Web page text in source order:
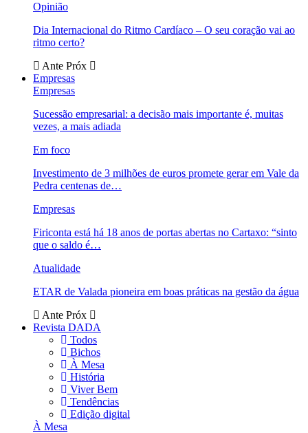
Opinião
Dia Internacional do Ritmo Cardíaco – O seu coração vai ao
ritmo certo?
Ante Próx
Empresas
Empresas
Sucessão empresarial: a decisão mais importante é, muitas
vezes, a mais adiada
Em foco
Investimento de 3 milhões de euros promete gerar em Vale da
Pedra centenas de…
Empresas
Firiconta está há 18 anos de portas abertas no Cartaxo: “sinto
que o saldo é…
Atualidade
ETAR de Valada pioneira em boas práticas na gestão da água
Ante Próx
Revista DADA
Todos
Bichos
À Mesa
História
Viver Bem
Tendências
Edição digital
À Mesa